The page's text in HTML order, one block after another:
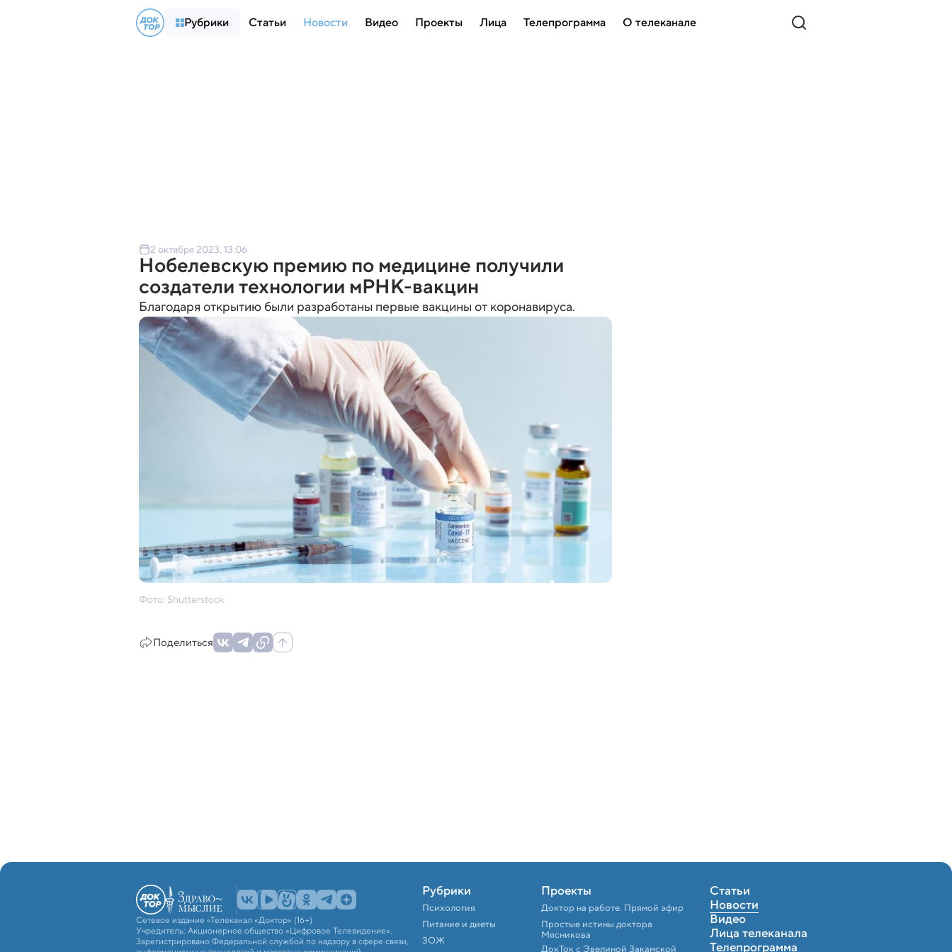
Рубрики Статьи Новости Видео Проекты Лица Телепрограмма О телеканале
2 октября 2023, 13:06
Нобелевскую премию по медицине получили
создатели технологии мРНК-вакцин
Благодаря открытию были разработаны первые вакцины от коронавируса.
Фото: Shutterstock
Поделиться
Сетевое издание «Телеканал «Доктор» (16+)
Учредитель: Акционерное общество «Цифровое Телевидение».
Зарегистрировано Федеральной службой по надзору в сфере связи,
Рубрики
Психология
Питание и диеты
ЗОЖ
Проекты
Доктор на работе. Прямой эфир
Простые истины доктора
Мясникова
ДокТок с Эвелиной Закамской
Статьи
Новости
Видео
Лица телеканала
Телепрограмма